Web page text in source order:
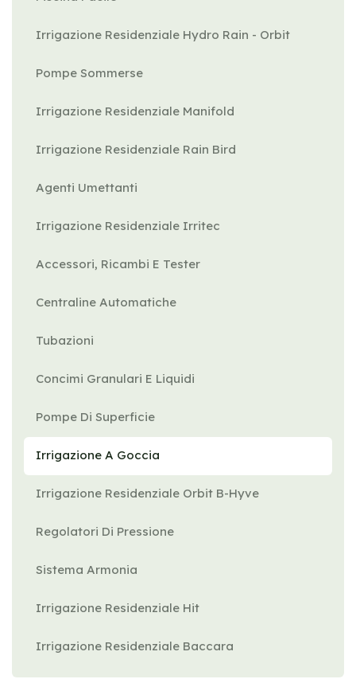
Irrigazione Residenziale Hydro Rain - Orbit
Pompe Sommerse
Irrigazione Residenziale Manifold
Irrigazione Residenziale Rain Bird
Agenti Umettanti
Irrigazione Residenziale Irritec
Accessori, Ricambi E Tester
Centraline Automatiche
Tubazioni
Concimi Granulari E Liquidi
Pompe Di Superficie
Irrigazione A Goccia
Irrigazione Residenziale Orbit B-Hyve
Regolatori Di Pressione
Sistema Armonia
Irrigazione Residenziale Hit
Irrigazione Residenziale Baccara